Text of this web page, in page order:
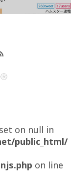
Ⓡ
on null in
public_html/
on line